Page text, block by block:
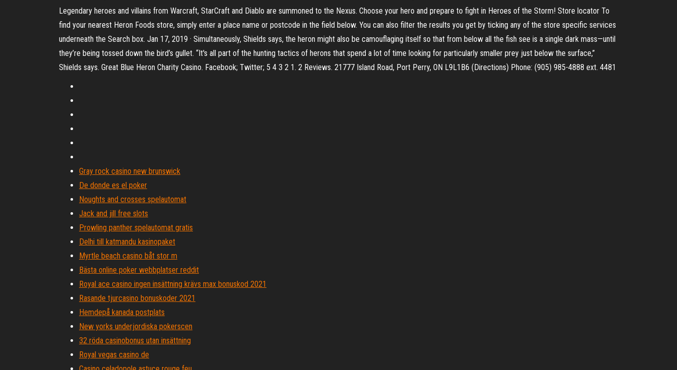
Legendary heroes and villains from Warcraft, StarCraft and Diablo are summoned to the Nexus. Choose your hero and prepare to fight in Heroes of the Storm! Store locator To
find your nearest Heron Foods store, simply enter a place name or postcode in the field below. You can also filter the results you get by ticking any of the store specific services
underneath the Search box. Jan 17, 2019 · Simultaneously, Shields says, the heron might also be camouflaging itself so that from below all the fish see is a single dark mass—until
they’re being tossed down the bird’s gullet. “It's all part of the hunting tactics of herons that spend a lot of time looking for particularly smaller prey just below the surface,”
Shields says. Great Blue Heron Charity Casino. Facebook; Twitter; 5 4 3 2 1. 2 Reviews. 21777 Island Road, Port Perry, ON L9L1B6 (Directions) Phone: (905) 985-4888 ext. 4481
Gray rock casino new brunswick
De donde es el poker
Noughts and crosses spelautomat
Jack and jill free slots
Prowling panther spelautomat gratis
Delhi till katmandu kasinopaket
Myrtle beach casino båt stor m
Bästa online poker webbplatser reddit
Royal ace casino ingen insättning krävs max bonuskod 2021
Rasande tjurcasino bonuskoder 2021
Hemdepå kanada postplats
New yorks underjordiska pokerscen
32 röda casinobonus utan insättning
Royal vegas casino de